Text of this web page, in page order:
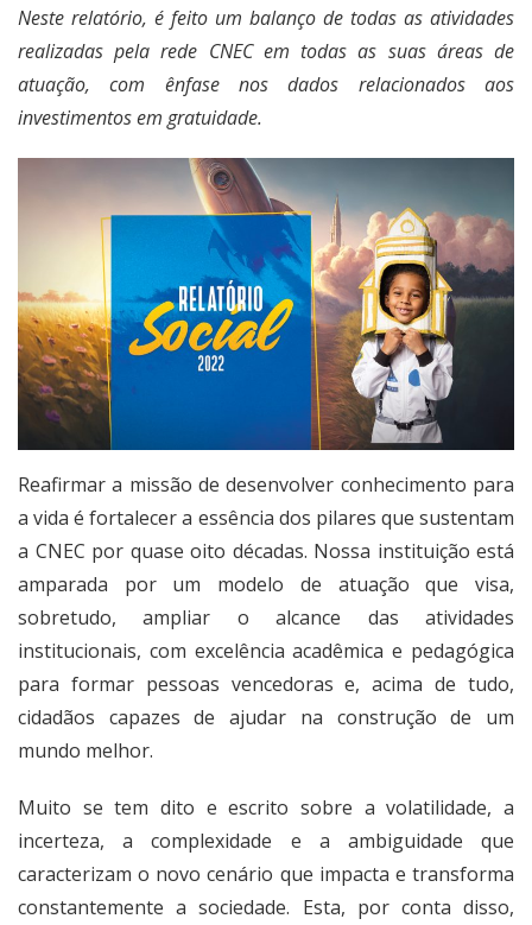
Neste relatório, é feito um balanço de todas as atividades
realizadas pela rede CNEC em todas as suas áreas de
atuação, com ênfase nos dados relacionados aos
investimentos em gratuidade.
Reafirmar a missão de desenvolver conhecimento para
a vida é fortalecer a essência dos pilares que sustentam
a CNEC por quase oito décadas. Nossa instituição está
amparada por um modelo de atuação que visa,
sobretudo, ampliar o alcance das atividades
institucionais, com excelência acadêmica e pedagógica
para formar pessoas vencedoras e, acima de tudo,
cidadãos capazes de ajudar na construção de um
mundo melhor.
Muito se tem dito e escrito sobre a volatilidade, a
incerteza, a complexidade e a ambiguidade que
caracterizam o novo cenário que impacta e transforma
constantemente a sociedade. Esta, por conta disso,